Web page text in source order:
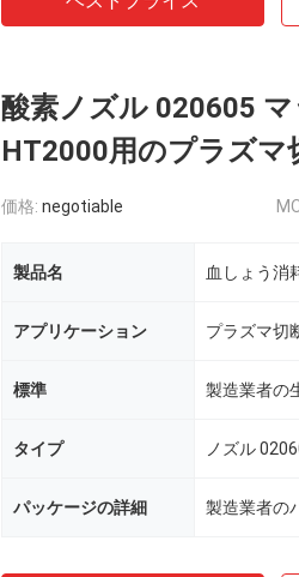
酸素ノズル 020605
HT2000用のプラズマ
価格: negotiable
製品名 血しょう消
アプリケーション プラズマ切
標準 製造業者の
タイプ ノズル
パッケージの詳細 製造業者の